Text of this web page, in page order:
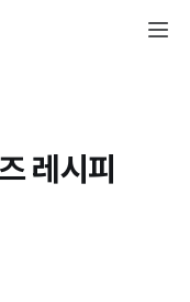
레시피